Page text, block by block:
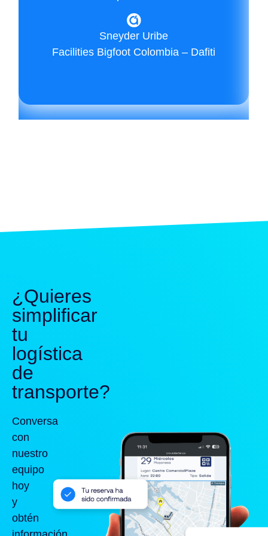
Sneyder Uribe
Facilities Bigfoot Colombia – Dafiti
¿Quieres
simplificar
tu
logística
de
transporte?
Conversa
con
nuestro
equipo
hoy
y
obtén